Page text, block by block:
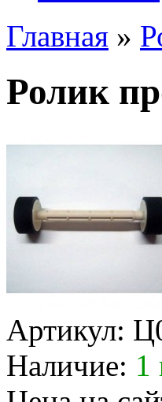
Главная »
Ролик
Артикул:
Наличие: 1